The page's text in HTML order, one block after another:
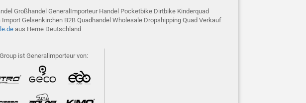
Großhandel GeneralImporteur Handel Pocketbike Dirtbike Kinderquad
Gelsenkirchen B2B Quadhandel Wholesale Dropshipping Quad Verkauf
.de aus Herne Deutschland
ist Generalimporteur von: